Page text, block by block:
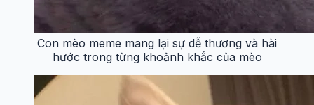
Con mèo meme mang lại sự dễ thương và hài
hước trong từng khoảnh khắc của mèo